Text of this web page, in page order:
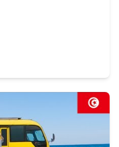
국에서의 생활을 바쁘게
로도 계속 빠르게 편집을
어떻게 지냈는지, 한국에
! (현재 업로드
'지금게르'는 다양한 장
희의 일상을 공유하는 공
간입니다. e-mail. jigeumgernail@gmail.com / BGM. artlist.io